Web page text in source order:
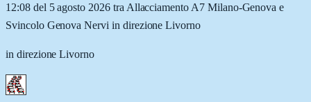
12:08 del 5 agosto 2026 tra Allacciamento A7 Milano-Genova e
Svincolo Genova Nervi in direzione Livorno
in direzione Livorno